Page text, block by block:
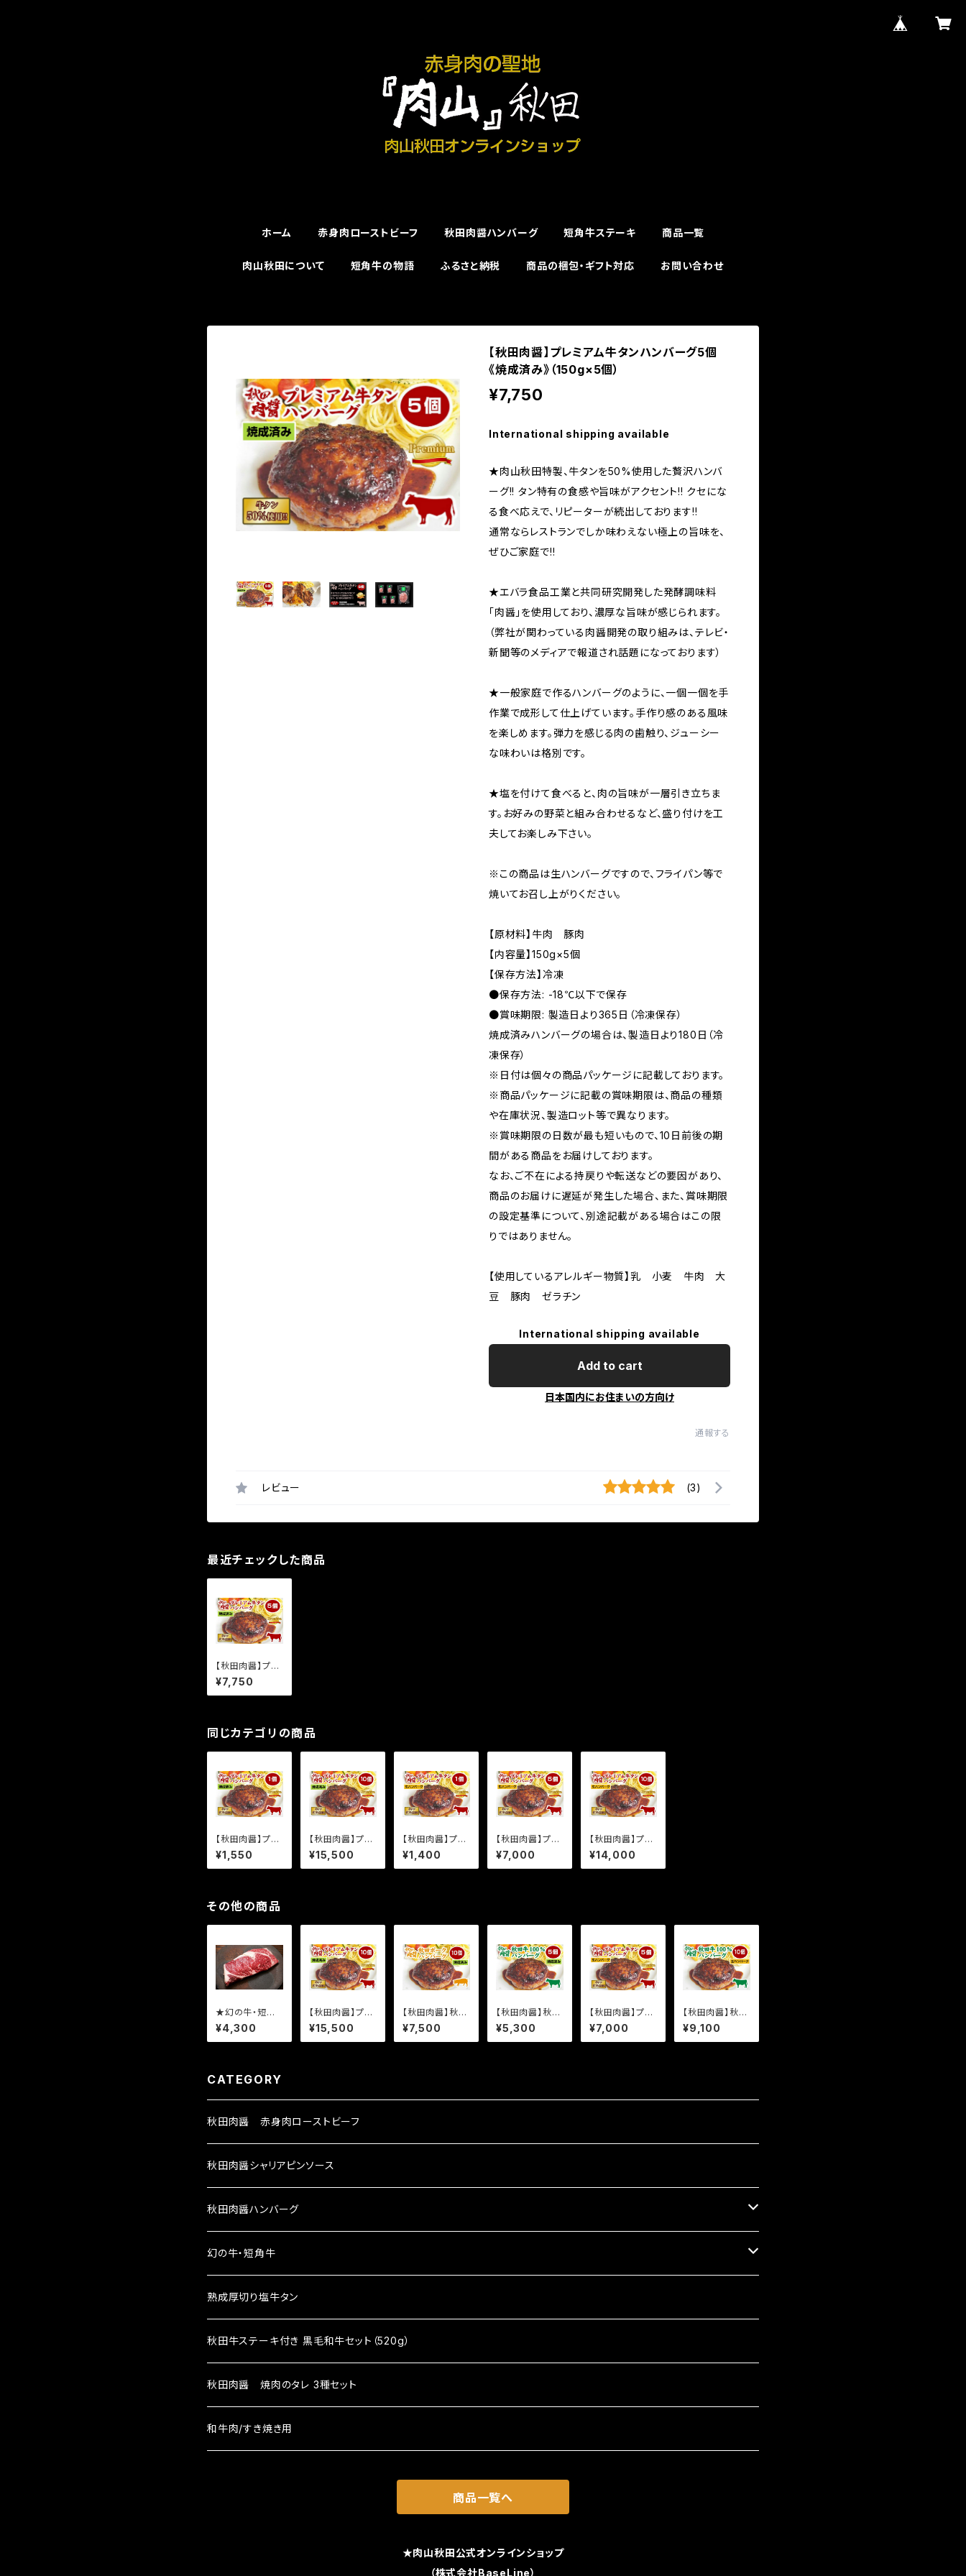
ホーム 赤身肉ローストビーフ 秋田肉醤ハンバーグ 短角牛ステーキ 商品一覧
肉山秋田について 短角牛の物語 ふるさと納税 商品の梱包・ギフト対応 お問い合わせ
【秋田肉醤】プレミアム牛タンハンバーグ5個
《焼成済み》（150g×5個）
¥7,750
International shipping available
★肉山秋田特製、牛タンを50%使用した贅沢ハンバ
ーグ!! タン特有の食感や旨味がアクセント!! クセにな
る食べ応えで、リピーターが続出しております!!
通常ならレストランでしか味わえない極上の旨味を、
ぜひご家庭で!!
★エバラ食品工業と共同研究開発した発酵調味料
「肉醤」を使用しており、濃厚な旨味が感じられます。
（弊社が関わっている肉醤開発の取り組みは、テレビ・
新聞等のメディアで報道され話題になっております）
★一般家庭で作るハンバーグのように、一個一個を手
作業で成形して仕上げています。手作り感のある風味
を楽しめます。弾力を感じる肉の歯触り、ジューシー
な味わいは格別です。
★塩を付けて食べると、肉の旨味が一層引き立ちま
す。お好みの野菜と組み合わせるなど、盛り付けを工
夫してお楽しみ下さい。
※この商品は生ハンバーグですので、フライパン等で
焼いてお召し上がりください。
【原材料】牛肉 豚肉
【内容量】150g×5個
【保存方法】冷凍
●保存方法: -18℃以下で保存
●賞味期限: 製造日より365日（冷凍保存）
焼成済みハンバーグの場合は、製造日より180日（冷
凍保存）
※日付は個々の商品パッケージに記載しております。
※商品パッケージに記載の賞味期限は、商品の種類
や在庫状況、製造ロット等で異なります。
※賞味期限の日数が最も短いもので、10日前後の期
間がある商品をお届けしております。
なお、ご不在による持戻りや転送などの要因があり、
商品のお届けに遅延が発生した場合、また、賞味期限
の設定基準について、別途記載がある場合はこの限
りではありません。
【使用しているアレルギー物質】乳 小麦 牛肉 大
豆 豚肉 ゼラチン
International shipping available
Add to cart
日本国内にお住まいの方向け
通報する
レビュー (3)
最近チェックした商品
【秋田肉醤】プレ
ミアム牛タンハ
ンバーグ5個《焼
成済み》（150g×
¥7,750
同じカテゴリの商品
【秋田肉醤】プレ
ミアム牛タンハ
ンバーグ 1個《焼
成済み》（150g）
¥1,550
【秋田肉醤】プレ
ミアム牛タンハ
ンバーグ10個
《焼成済み》（150
¥15,500
【秋田肉醤】プレ
ミアム牛タンハ
ンバーグ 1個
《生》（190g）
¥1,400
【秋田肉醤】プレ
ミアム牛タンハ
ンバーグ5個
《生》（190g×5
¥7,000
【秋田肉醤】プレ
ミアム牛タンハ
ンバーグ10個
《生》（190g×10
¥14,000
その他の商品
★幻の牛・短角
牛(秋田県産)
【最高級赤身肉】
短角牛サーロイ
¥4,300
【秋田肉醤】プレ
ミアム牛タンハ
ンバーグ10個
《焼成済み》（150
¥15,500
【秋田肉醤】秋田
ポークハンバー
グ 10個《焼成済
み》（150g×10
¥7,500
【秋田肉醤】秋田
牛100%ハンバ
ーグ 5個《焼成
済み》 （150g×5
¥5,300
【秋田肉醤】プレ
ミアム牛タンハ
ンバーグ5個
《生》（190g×5
¥7,000
【秋田肉醤】秋田
牛100%ハンバ
ーグ 10個《生》
（190g×10個）
¥9,100
CATEGORY
秋田肉醤 赤身肉ローストビーフ
秋田肉醤シャリアピンソース
秋田肉醤ハンバーグ
秋田牛100%ハンバーグ
生ハンバーグ
焼成済みハンバーグ
プレミアム牛タンハンバーグ
生ハンバーグ
焼成済みハンバーグ
秋田牛合挽きハンバーグ
生ハンバーグ
焼成済みハンバーグ
秋田ポークハンバーグ
生ハンバーグ
幻の牛・短角牛
短角牛ヒレステーキ
短角牛サーロインステーキ
熟成厚切り塩牛タン
秋田牛ステーキ付き 黒毛和牛セット（520g）
秋田肉醤 焼肉のタレ 3種セット
和牛肉/すき焼き用
商品一覧へ
★肉山秋田公式オンラインショップ
（株式会社BaseLine）